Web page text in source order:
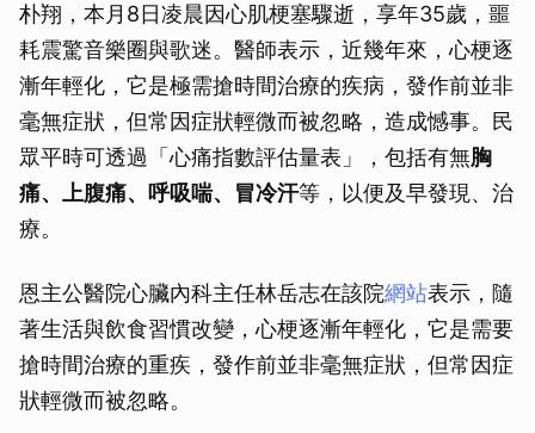
朴翔，本月8日凌晨因心肌梗塞驟逝，享年35歲，噩
耗震驚音樂圈與歌迷。醫師表示，近幾年來，心梗逐
漸年輕化，它是極需搶時間治療的疾病，發作前並非
毫無症狀，但常因症狀輕微而被忽略，造成憾事。民
眾平時可透過「心痛指數評估量表」，包括有無胸
痛、上腹痛、呼吸喘、冒冷汗等，以便及早發現、治
療。
恩主公醫院心臟內科主任林岳志在該院網站表示，隨
著生活與飲食習慣改變，心梗逐漸年輕化，它是需要
搶時間治療的重疾，發作前並非毫無症狀，但常因症
狀輕微而被忽略。